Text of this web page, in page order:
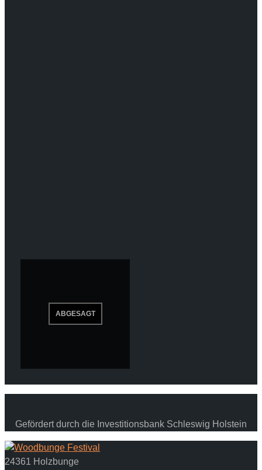
Gefördert durch die Investitionsbank Schleswig Holstein
24361 Holzbunge